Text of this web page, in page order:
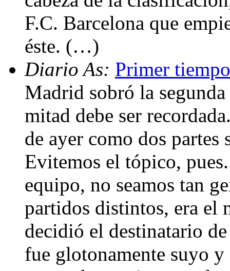
F.C. Barcelona que
éste. (…)
Diario As: Primer
Madrid sobró la
mitad debe ser
de ayer como dos
Evitemos el tópico,
equipo, no seamos tan
partidos distintos, era el
decidió el destinatario
fue glotonamente suyo